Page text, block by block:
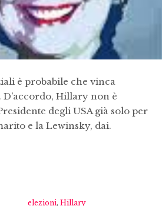
è probabile che vinca
Hillary non è
degli USA già solo per
e la Lewinsky, dai.
elezioni, Hillary